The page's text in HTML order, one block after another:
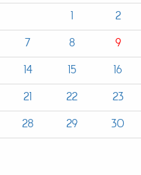
1
2
7 8
9
14 15
16
21 22
23
28 29
30